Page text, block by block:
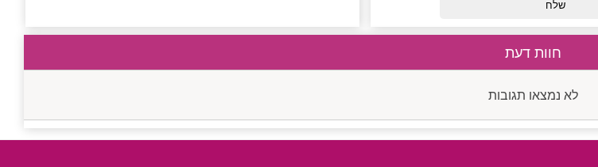
חוות דעת
לא נמצאו תגובות